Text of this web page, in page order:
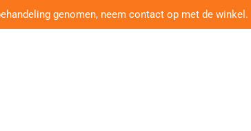
genomen, neem contact op met de winkel.